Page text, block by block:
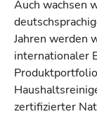
Auch wachsen
Jahren werden
internationaler
zertifizierter